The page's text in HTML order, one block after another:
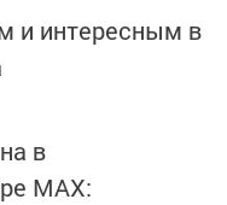
и интересным в
в
MАХ: